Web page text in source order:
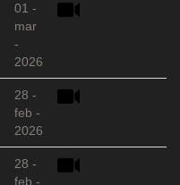
01 -
mar
-
2026
28 -
feb -
2026
28 -
feb -